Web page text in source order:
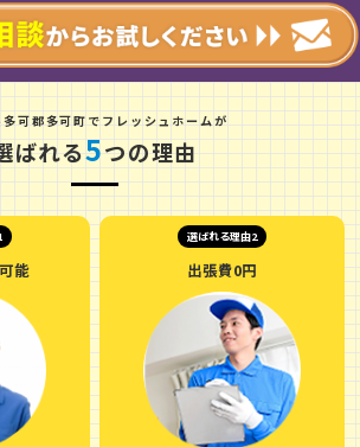
多可郡多可町 でフレッシュホームが
ばれる5つの理由
能
選ばれる理由2
出張費0円